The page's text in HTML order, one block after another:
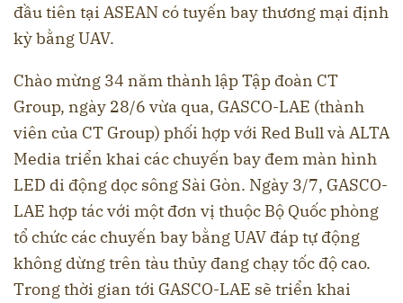
đầu tiên tại ASEAN có tuyến bay thương mại định
kỳ bằng UAV.
Chào mừng 34 năm thành lập Tập đoàn CT
Group, ngày 28/6 vừa qua, GASCO-LAE (thành
viên của CT Group) phối hợp với Red Bull và ALTA
Media triển khai các chuyến bay đem màn hình
LED di động dọc sông Sài Gòn. Ngày 3/7, GASCO-
LAE hợp tác với một đơn vị thuộc Bộ Quốc phòng
tổ chức các chuyến bay bằng UAV đáp tự động
không dừng trên tàu thủy đang chạy tốc độ cao.
Trong thời gian tới GASCO-LAE sẽ triển khai